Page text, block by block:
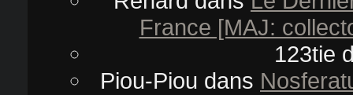
France [MAJ:
123tie
Piou-Piou dans